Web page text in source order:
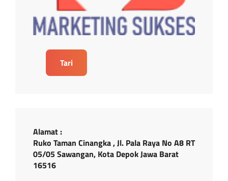
Tari
Alamat :
Ruko Taman Cinangka , Jl. Pala Raya No A8 RT
05/05 Sawangan, Kota Depok Jawa Barat
16516